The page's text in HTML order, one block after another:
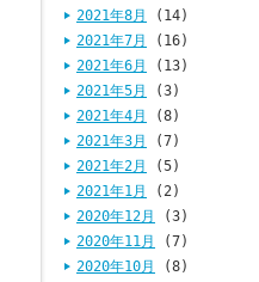
2021年8月
(14)
2021年7月
(16)
2021年6月
(13)
2021年5月
(3)
2021年4月
(8)
2021年3月
(7)
2021年2月
(5)
2021年1月
(2)
2020年12月
(3)
2020年11月
(7)
2020年10月
(8)